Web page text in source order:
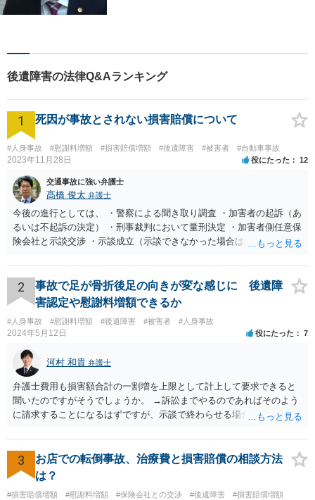
後遺障害の法律Q&Aランキング
1 死因が事故とされない損害賠償について
#人身事故 #慰謝料増額 #損害賠償増額 #後遺障害 #被害者 #自動車事故
2023年11月28日 役にたった 12
交通事故に強い弁護士
髙橋 俊太 弁護士
今後の進行としては、 ・警察による聞き取り調査 ・加害者の起訴（あ
るいは不起訴の決定） ・刑事裁判において量刑決定 ・加害者側任意保
険会社と示談交渉 ・示談成立（示談できなかった場合は裁判） となり
加害者に対する処罰感情など尋ねられるはずですので、率直にお答え
になるとよいと思います。
2
事故で足が骨折後足の向きが変な感じに 後遺障
害認定や慰謝料増額できるか
#人身事故 #慰謝料増額 #後遺障害 #被害者 #人身事故
2024年5月12日 役にたった 7
河村 和貴 弁護士
弁護士費用も損害額合計の一割増を上限として計上して要求できると
聞いたのですがそうでしょうか。 →訴訟までやるのであればそのよう
に請求することになるはずですが、示談で終わらせる場合には、そこ
ならほとんど充足できるか多くが返ってくるイメージなので頼むのも
いいかなと思うのですが。 →LAC基準でもそうかもしれませんし、交
通事故事案ではより定額の費用としている法律事務所も多いように思
います。費用面も含めて、弁護士さんを検討してみるとよいかもしれ
3
お店での転倒事故、治療費と損害賠償の相談方法
は？
#損害賠償増額 #慰謝料増額 #保険会社との交渉 #後遺障害 #損害賠償増額